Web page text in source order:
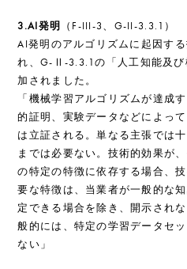
3.AI発明 （F-III-3、G-II-3.3.1）
AI発明のアルゴリズムに起因す
れ、G-Ⅱ-3.3.1の「人工知能及び
加されました。
「機械学習アルゴリズムが達成
的証明、実験データなどによっ
は立証される。単なる主張では
までは必要ない。技術的効果が
の特定の特徴に依存する場合、
要な特徴は、当業者が一般的な
定できる場合を除き、開示され
般的には、特定の学習データセ
ない」